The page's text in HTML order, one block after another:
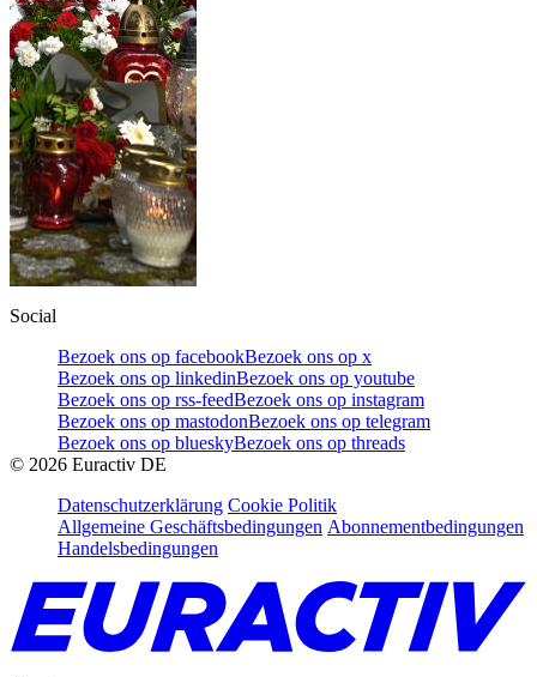
Social
Bezoek ons op facebookBezoek ons op x
Bezoek ons op linkedinBezoek ons op youtube
Bezoek ons op rss-feedBezoek ons op instagram
Bezoek ons op mastodonBezoek ons op telegram
Bezoek ons op blueskyBezoek ons op threads
© 2026 Euractiv DE
Datenschutzerklärung Cookie Politik
Allgemeine Geschäftsbedingungen Abonnementbedingungen
Handelsbedingungen